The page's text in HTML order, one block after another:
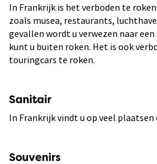
In Frankrijk is het verboden te
zoals musea, restaurants,
gevallen wordt u verwezen naar
kunt u buiten roken. Het is ook
touringcars te roken.
Sanitair
In Frankrijk vindt u op veel
Souvenirs